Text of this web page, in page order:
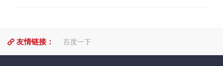
友情链接： 百度一下